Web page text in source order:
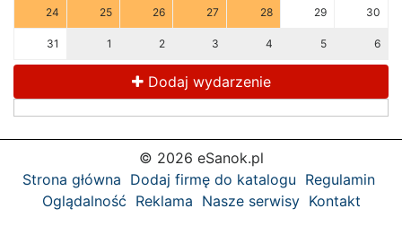
24 25 26 27 28 29 30
31 1 2 3 4 5 6
Dodaj wydarzenie
© 2026 eSanok.pl
Strona główna Dodaj firmę do katalogu Regulamin
Oglądalność Reklama Nasze serwisy Kontakt